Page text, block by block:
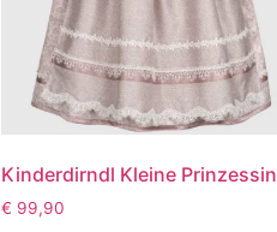
Kinderdirndl Kleine Prinzessin
€ 99,90